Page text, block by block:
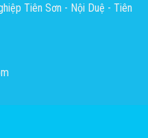
Tiên Sơn - Nội Duệ - Tiên